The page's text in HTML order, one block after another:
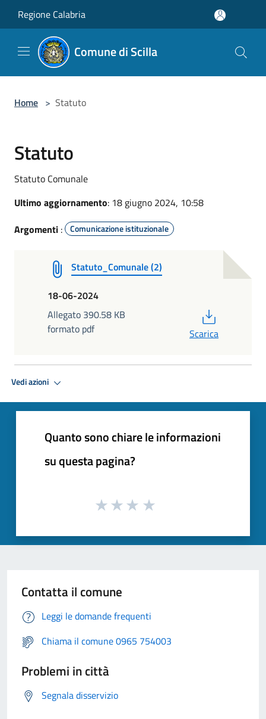
Regione Calabria
Comune di Scilla
Home > Statuto
Statuto
Statuto Comunale
Ultimo aggiornamento: 18 giugno 2024, 10:58
Argomenti : Comunicazione istituzionale
Statuto_Comunale (2)
18-06-2024
Allegato 390.58 KB
formato pdf
Scarica
Vedi azioni
Quanto sono chiare le informazioni
su questa pagina?
Contatta il comune
Leggi le domande frequenti
Chiama il comune 0965 754003
Problemi in città
Segnala disservizio